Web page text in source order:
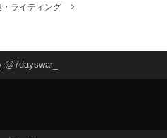
ライティング